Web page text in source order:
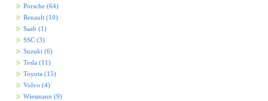
Porsche (64)
Renault (10)
Saab (1)
SSC (3)
Suzuki (6)
Tesla (11)
Toyota (15)
Volvo (4)
Wiesmann (9)